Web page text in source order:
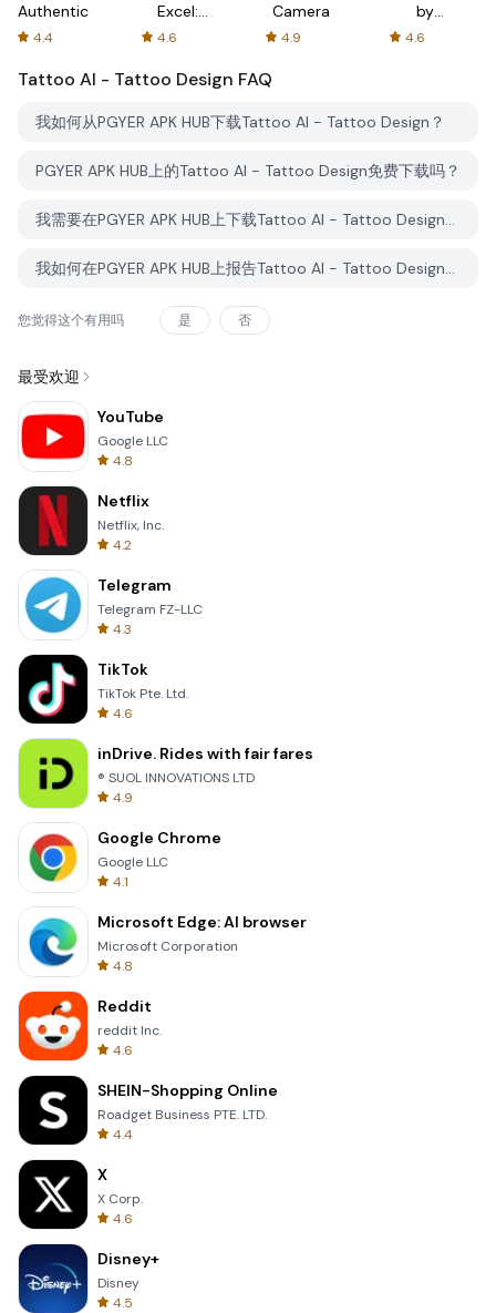
Authenticator
4.4
Excel:
Spreadsheets
4.6
Camera
4.9
by
AFTVnews
4.6
Tattoo AI - Tattoo Design FAQ
我如何从PGYER APK HUB下载Tattoo AI - Tattoo Design？
PGYER APK HUB上的Tattoo AI - Tattoo Design免费下载吗？
我需要在PGYER APK HUB上下载Tattoo AI - Tattoo Design时需要账户吗？
我如何在PGYER APK HUB上报告Tattoo AI - Tattoo Design的问题？
您觉得这个有用吗 是 否
最受欢迎
YouTube
Google LLC
4.8
Netflix
Netflix, Inc.
4.2
Telegram
Telegram FZ-LLC
4.3
TikTok
TikTok Pte. Ltd.
4.6
inDrive. Rides with fair fares
® SUOL INNOVATIONS LTD
4.9
Google Chrome
Google LLC
4.1
Microsoft Edge: AI browser
Microsoft Corporation
4.8
Reddit
reddit Inc.
4.6
SHEIN-Shopping Online
Roadget Business PTE. LTD.
4.4
X
X Corp.
4.6
Disney+
Disney
4.5